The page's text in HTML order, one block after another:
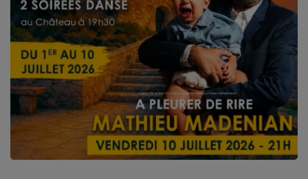
CÔTE D'AZUR
EVÉNEMENTS
CIRCULATION EN TEMPS RÉEL
HIGH-TECH
SANTÉ